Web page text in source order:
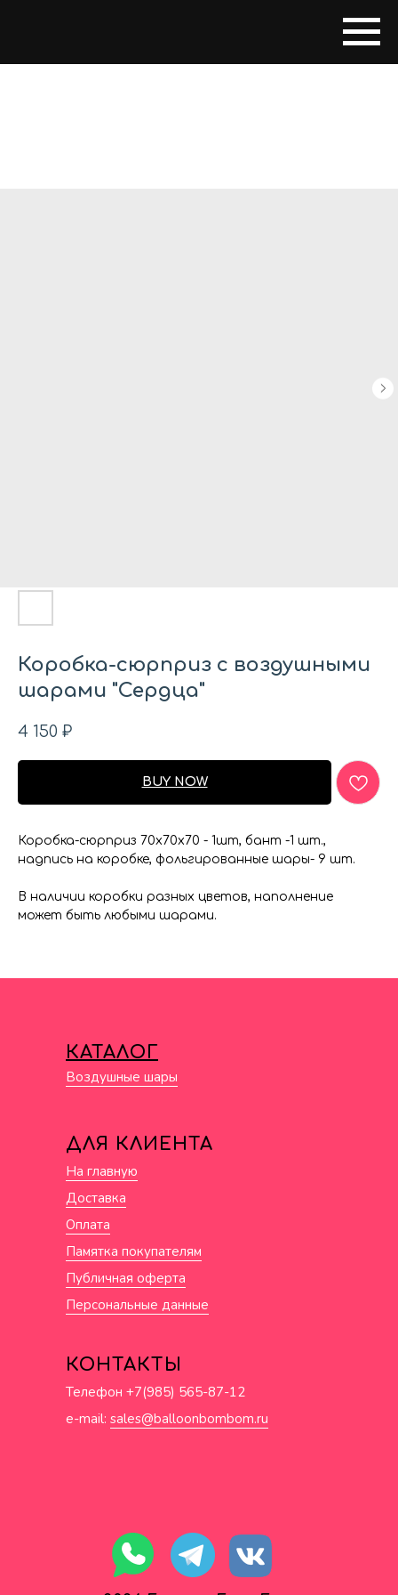
Коробка-сюрприз с воздушными
шарами "Сердца"
4 150 ₽
BUY NOW
Коробка-сюрприз 70х70х70 - 1шт, бант -1 шт.,
надпись на коробке, фольгированные шары- 9 шт.
В наличии коробки разных цветов, наполнение
может быть любыми шарами.
КАТАЛОГ
Воздушные шары
ДЛЯ КЛИЕНТА
На главную
Доставка
Оплата
Памятка покупателям
Публичная оферта
Персональные данные
КОНТАКТЫ
Телефон +7(985) 565-87-12
e-mail: sales@balloonbombom.ru